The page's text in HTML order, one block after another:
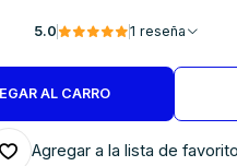
5.0 1 reseña
AL CARRO
Agregar a la lista de